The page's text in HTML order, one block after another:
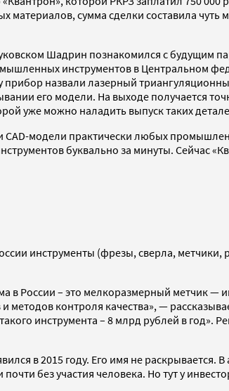
материалов, сумма сделки составила
Шадрин познакомился с
инструментов в Центральном
назвали лазерный
его модели. На выходе получается
уже можно наладить выпуск таких
CAD-модели практически любых
буквально за минуты. Сейчас
инструменты (фрезы, сверла,
России – это мелкоразмерный метчик —
методов контроля качества», —
инструмента – 8 млрд рублей в
в 2015 году. Его имя не
без участия человека. Но тут у